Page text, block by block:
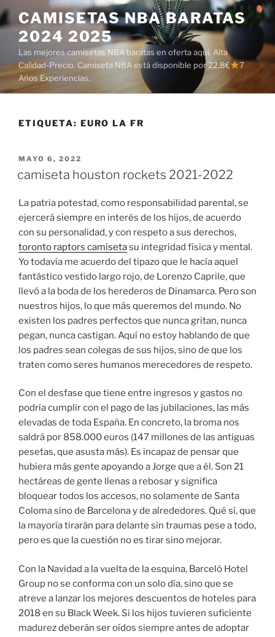
Saltar
al
contenido
CAMISETAS NBA BARATAS
2024 2025
Las mejores camisetas NBA baratas en oferta aquí. Alta
Calidad-Precio. Camiseta NBA está disponible por 22,8€
7
Años Experiencias.
ETIQUETA: EURO LA FR
PUBLICADO
MAYO 6, 2022
camiseta houston rockets 2021-2022
La patria potestad, como responsabilidad parental, se
ejercerá siempre en interés de los hijos, de acuerdo
con su personalidad, y con respeto a sus derechos,
toronto raptors camisetasu integridad física y mental.
Yo todavía me acuerdo del tipazo que le hacía aquel
fantástico vestido largo rojo, de Lorenzo Caprile, que
llevó a la boda de los herederos de Dinamarca. Pero son
nuestros hijos, lo que más queremos del mundo. No
existen los padres perfectos que nunca gritan, nunca
pegan, nunca castigan. Aquí no estoy hablando de que
los padres sean colegas de sus hijos, sino de que los
traten como seres humanos merecedores de respeto.
Con el desfase que tiene entre ingresos y gastos no
podría cumplir con el pago de las jubilaciones, las más
elevadas de toda España. En concreto, la broma nos
saldrá por 858.000 euros (147 millones de las antiguas
pesetas, que asusta más). Es incapaz de pensar que
hubiera más gente apoyando a Jorge que a él. Son 21
hectáreas de gente llenas a rebosar y significa
bloquear todos los accesos, no solamente de Santa
Coloma sino de Barcelona y de alrededores. Qué sí, que
la mayoría tirarán para delante sin traumas pese a todo,
pero es que la cuestión no es tirar sino mejorar.
Con la Navidad a la vuelta de la esquina, Barceló Hotel
Group no se conforma con un solo día, sino que se
atreve a lanzar los mejores descuentos de hoteles para
2018 en su Black Week. Si los hijos tuvieren suficiente
madurez deberán ser oídos siempre antes de adoptar